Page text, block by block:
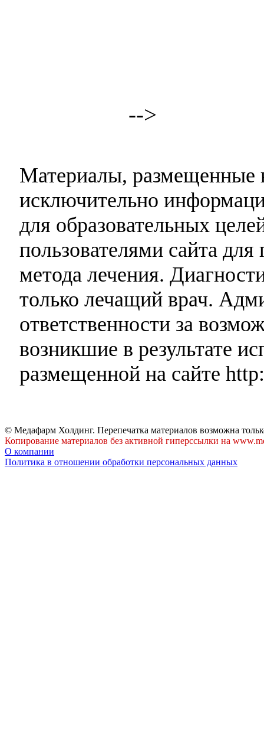
-->
Материалы, размещенные
исключительно
для образовательных
пользователями сайта
метода лечения.
только лечащий врач.
ответственности за
возникшие в результате
размещенной на сайте
© Медафарм Холдинг. Перепечатка материалов возможна
Копирование материалов без активной гиперссылки на
О компании
Политика в отношении обработки персональных данных